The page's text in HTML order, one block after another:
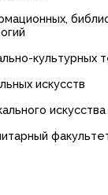
культурных
искусств
искусства